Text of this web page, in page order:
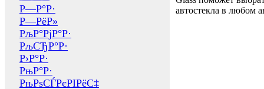
Р—Р°Р·
Р—РёР»
РљР°РјР°Р·
РљСЂР°Р·
Р›Р°Р·
РњР°Р·
РњРѕСЃРєРІРёС‡
автостекла в любом